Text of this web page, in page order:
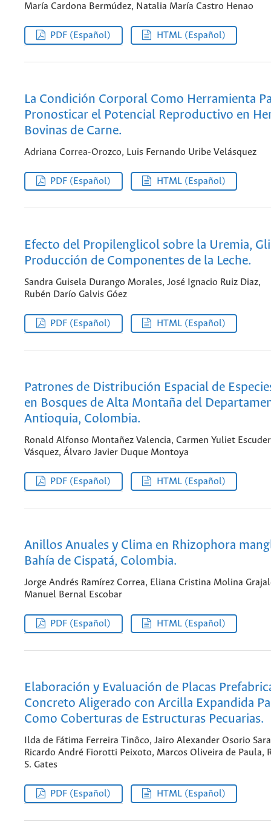
María Cardona Bermúdez, Natalia María Castro Henao
PDF (Español) HTML (Español)
La Condición Corporal Como Herramienta
Pronosticar el Potencial Reproductivo en
Bovinas de Carne.
Adriana Correa-Orozco, Luis Fernando Uribe Velásquez
PDF (Español) HTML (Español)
Efecto del Propilenglicol sobre la Uremia,
Producción de Componentes de la Leche.
Sandra Guisela Durango Morales, José Ignacio Ruiz Diaz,
Rubén Darío Galvis Góez
PDF (Español) HTML (Español)
Patrones de Distribución Espacial de
en Bosques de Alta Montaña del
Antioquia, Colombia.
Ronald Alfonso Montañez Valencia, Carmen Yuliet
Vásquez, Álvaro Javier Duque Montoya
PDF (Español) HTML (Español)
Anillos Anuales y Clima en Rhizophora
Bahía de Cispatá, Colombia.
Jorge Andrés Ramírez Correa, Eliana Cristina Molina
Manuel Bernal Escobar
PDF (Español) HTML (Español)
Elaboración y Evaluación de Placas
Concreto Aligerado con Arcilla Expandida
Como Coberturas de Estructuras Pecuarias.
Ilda de Fátima Ferreira Tinôco, Jairo Alexander Osorio
Ricardo André Fiorotti Peixoto, Marcos Oliveira de Paula,
S. Gates
PDF (Español) HTML (Español)